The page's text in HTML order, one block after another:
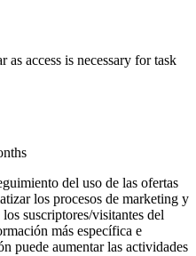
as access is necessary for task
del uso de las ofertas
los procesos de marketing y
suscriptores/visitantes del
más específica e
puede aumentar las actividades